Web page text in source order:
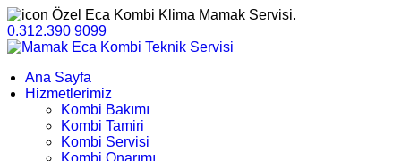
Özel Eca Kombi Klima Mamak Servisi.
0.312.390 9099
Ana Sayfa
Hizmetlerimiz
Kombi Bakımı
Kombi Tamiri
Kombi Servisi
Kombi Onarımı